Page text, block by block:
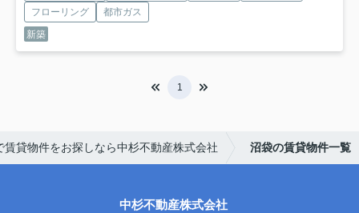
フローリング
都市ガス
新築
1
賃貸物件をお探しなら中杉不動産株式会社 沼袋の賃貸物件一覧
中杉不動産株式会社